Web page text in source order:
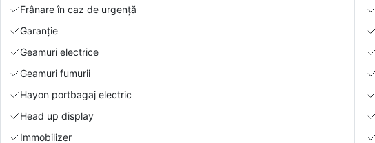
Frânare în caz de urgență
Garanție
Geamuri electrice
Geamuri fumurii
Hayon portbagaj electric
Head up display
Immobilizer